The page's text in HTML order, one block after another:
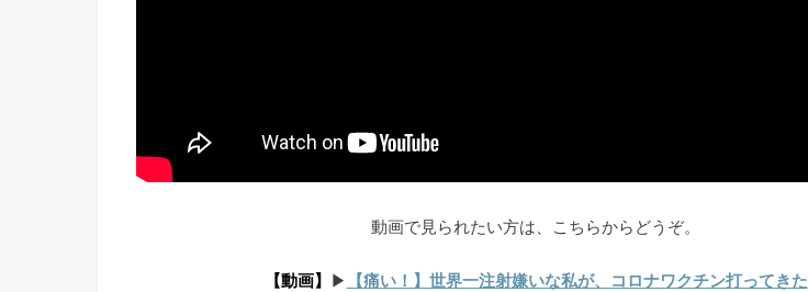
動画で見られたい方は、こちらからどうぞ。
【動画】 ▶︎ 【痛い！】世界一注射嫌いな私が、コロナワクチン打ってきた